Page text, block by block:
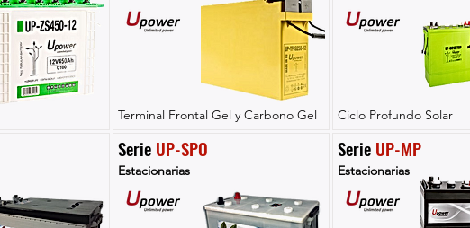
Terminal Frontal Gel y Carbono Gel
Serie UP-SPO
Estacionarias
Ciclo Profundo Solar
Serie UP-MP
Estacionarias